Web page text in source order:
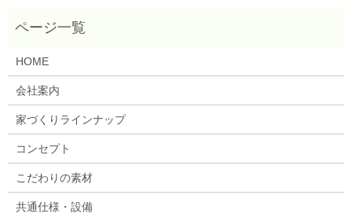
HOME
会社案内
家づくりラインナップ
コンセプト
こだわりの素材
共通仕様・設備